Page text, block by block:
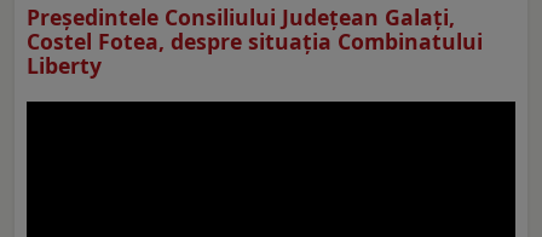
Preşedintele Consiliului Judeţean Galaţi,
Costel Fotea, despre situaţia Combinatului
Liberty